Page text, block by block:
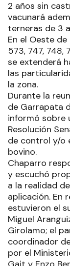
2 años sin
vacunará
terneras de 3
En el Oeste
573, 747, 748,
se extenderá
las
la zona.
Durante la
de Garrapata
informó sobre
Resolución
de control y/o
bovino.
Chaparro
y escuchó
a la realidad
aplicación. En
estuvieron el
Miguel
Girolamo; el
coordinador
por el